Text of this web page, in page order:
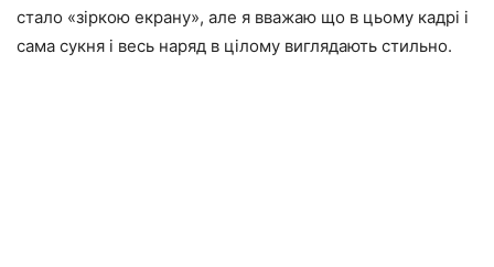
стало «зіркою екрану», але я вважаю що в цьому кадрі і
сама сукня і весь наряд в цілому виглядають стильно.